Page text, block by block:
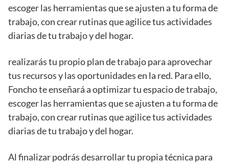
escoger las herramientas que se ajusten a tu forma de
trabajo, con crear rutinas que agilice tus actividades
diarias de tu trabajo y del hogar.
realizarás tu propio plan de trabajo para aprovechar
tus recursos y las oportunidades en la red. Para ello,
Foncho te enseñará a optimizar tu espacio de trabajo,
escoger las herramientas que se ajusten a tu forma de
trabajo, con crear rutinas que agilice tus actividades
diarias de tu trabajo y del hogar.
Al finalizar podrás desarrollar tu propia técnica para